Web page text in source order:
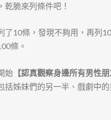
乾脆來列條件吧！
了10條，發現不夠用，再列
條。
始【認真觀察身邊所有男性朋
括姊妹們的另一半、戲劇中的